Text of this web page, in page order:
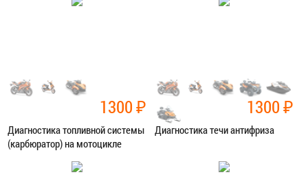
1300₽
Диагностика топливной системы
(карбюратор) на мотоцикле
Диагностика
1300₽
Диагностика течи антифриза
Диагностика